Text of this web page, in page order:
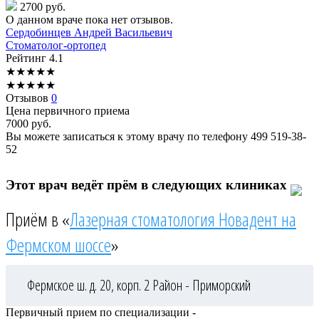
2700 руб.
О данном враче пока нет отзывов.
Сердобинцев Андрей Васильевич
Стоматолог-ортопед
Рейтинг 4.1
★★★★★
★★★★★
Отзывов 0
Цена первичного приема
7000 руб.
Вы можете записаться к этому врачу по телефону 499 519-38-
52
Этот врач ведёт прём в следующих клиниках
Приём в «Лазерная стоматология Новадент на
Фермском шоссе»
Фермское ш. д. 20, корп. 2 Район - Приморский
Первичный прием по специализации -